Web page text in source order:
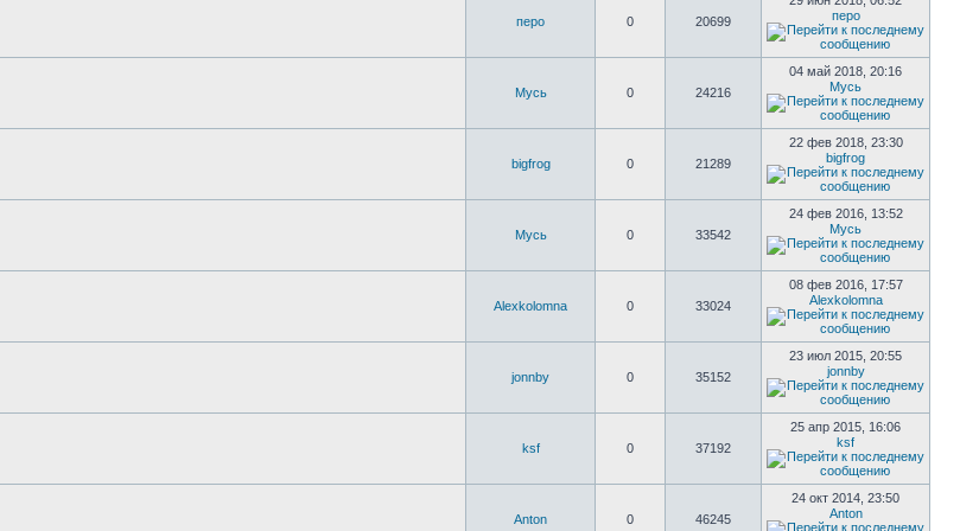
перо 0 20699
перо
Мусь 0 24216
04 май 2018, 20:16
Мусь
bigfrog 0 21289
22 фев 2018, 23:30
bigfrog
Мусь 0 33542
24 фев 2016, 13:52
Мусь
Alexkolomna 0 33024
08 фев 2016, 17:57
Alexkolomna
jonnby 0 35152
23 июл 2015, 20:55
jonnby
ksf 0 37192
25 апр 2015, 16:06
ksf
Anton 0 46245
24 окт 2014, 23:50
Anton